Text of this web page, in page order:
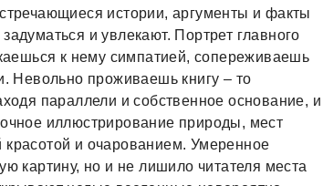
истории, аргументы и факты
и увлекают. Портрет главного
к нему симпатией, сопереживаешь
Невольно проживаешь книгу – то
параллели и собственное основание, и
иллюстрирование природы, мест
и очарованием. Умеренное
картину, но и не лишило читателя места